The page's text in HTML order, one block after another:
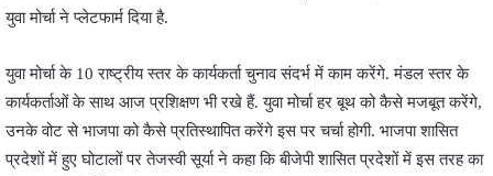
युवा मोर्चा ने प्लेटफार्म दिया है.
युवा मोर्चा के 10 राष्ट्रीय स्तर के कार्यकर्ता चुनाव संदर्भ में काम करेंगे. मंडल स्तर के
कार्यकर्ताओं के साथ आज प्रशिक्षण भी रखे हैं. युवा मोर्चा हर बूथ को कैसे मजबूत करेंगे,
उनके वोट से भाजपा को कैसे प्रतिस्थापित करेंगे इस पर चर्चा होगी. भाजपा शासित
प्रदेशों में हुए घोटालों पर तेजस्वी सूर्या ने कहा कि बीजेपी शासित प्रदेशों में इस तरह का